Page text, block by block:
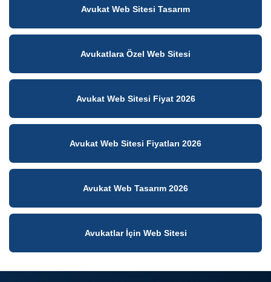
Avukat Web Sitesi Tasarım
Avukatlara Özel Web Sitesi
Avukat Web Sitesi Fiyat 2026
Avukat Web Sitesi Fiyatları 2026
Avukat Web Tasarım 2026
Avukatlar İçin Web Sitesi